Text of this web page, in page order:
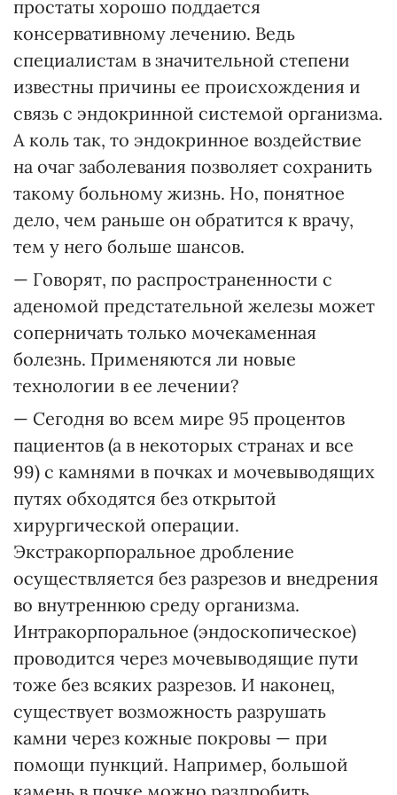
простаты хорошо поддается
консервативному лечению. Ведь
специалистам в значительной степени
известны причины ее происхождения и
связь с эндокринной системой организма.
А коль так, то эндокринное воздействие
на очаг заболевания позволяет сохранить
такому больному жизнь. Но, понятное
дело, чем раньше он обратится к врачу,
тем у него больше шансов.
— Говорят, по распространенности с
аденомой предстательной железы может
соперничать только мочекаменная
болезнь. Применяются ли новые
технологии в ее лечении?
— Сегодня во всем мире 95 процентов
пациентов (а в некоторых странах и все
99) с камнями в почках и мочевыводящих
путях обходятся без открытой
хирургической операции.
Экстракорпоральное дробление
осуществляется без разрезов и внедрения
во внутреннюю среду организма.
Интракорпоральное (эндоскопическое)
проводится через мочевыводящие пути
тоже без всяких разрезов. И наконец,
существует возможность разрушать
камни через кожные покровы — при
помощи пункций. Например, большой